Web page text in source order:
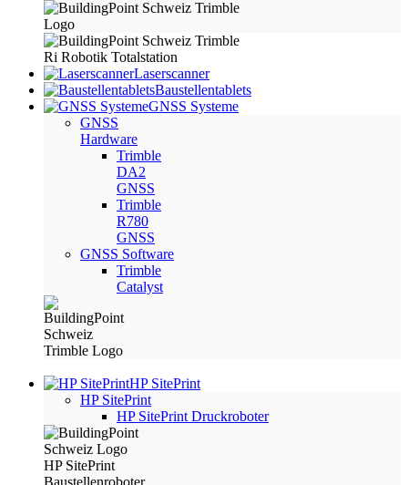
Laserscanner
Baustellentablets
GNSS Systeme
GNSS
Hardware
Trimble
DA2
GNSS
Trimble
R780
GNSS
GNSS Software
Trimble
Catalyst
HP SitePrint
HP SitePrint
HP SitePrint Druckroboter